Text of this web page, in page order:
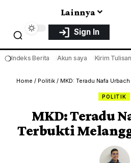
Lainnya
Sign In
❍Indeks Berita Akun saya Kirim Tulisan
Home / Politik/ MKD: Teradu Nafa
POLITIK
MKD: Teradu
Terbukti